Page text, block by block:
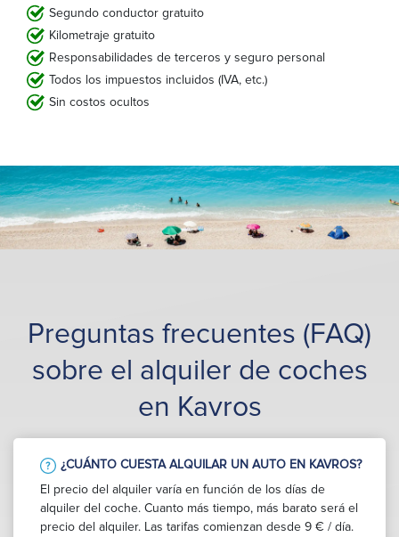
Segundo conductor gratuito
Kilometraje gratuito
Responsabilidades de terceros y seguro personal
Todos los impuestos incluidos (IVA, etc.)
Sin costos ocultos
Preguntas frecuentes (FAQ)
sobre el alquiler de coches
en Kavros
¿CUÁNTO CUESTA ALQUILAR UN AUTO EN KAVROS?
El precio del alquiler varía en función de los días de
alquiler del coche. Cuanto más tiempo, más barato será el
precio del alquiler. Las tarifas comienzan desde 9 € / día.